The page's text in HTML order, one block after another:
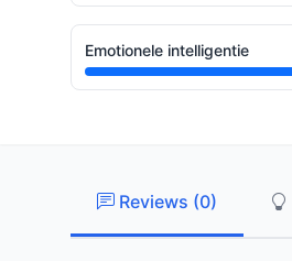
Emotionele intelligentie
Reviews (0)